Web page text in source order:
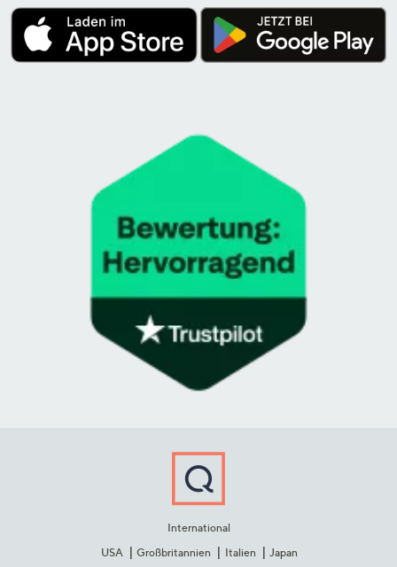
International
USA
Großbritannien Italien Japan